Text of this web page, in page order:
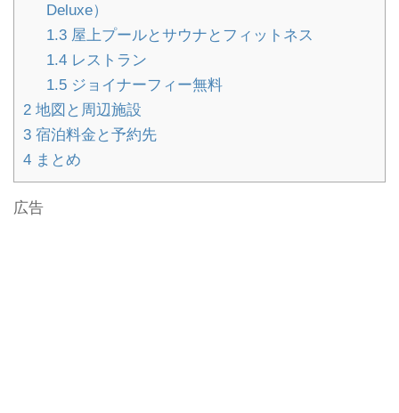
Deluxe）
1.3屋上プールとサウナとフィットネス
1.4レストラン
1.5ジョイナーフィー無料
2 地図と周辺施設
3 宿泊料金と予約先
4 まとめ
広告